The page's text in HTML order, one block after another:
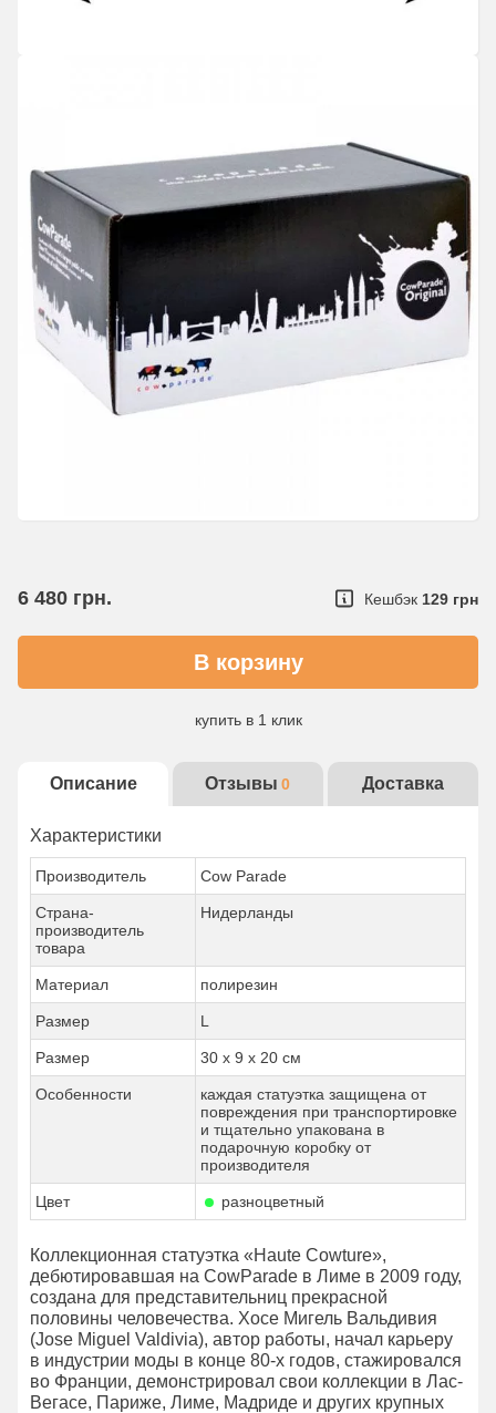
6 480 грн. Кешбэк 129 грн
купить в 1 клик
Детальнее об услуге
Описание Отзывы 0 Доставка
Характеристики
Производитель Cow Parade
Страна-
производитель
товара
Нидерланды
Материал полирезин
Размер L
Размер 30 x 9 x 20 см
Особенности
каждая статуэтка защищена от
повреждения при транспортировке
и тщательно упакована в
подарочную коробку от
производителя
Цвет разноцветный
Коллекционная статуэтка «Haute Cowture»,
дебютировавшая на CowParade в Лиме в 2009 году,
создана для представительниц прекрасной
половины человечества. Хосе Мигель Вальдивия
(Jose Miguel Valdivia), автор работы, начал карьеру
в индустрии моды в конце 80-х годов, стажировался
во Франции, демонстрировал свои коллекции в Лас-
Вегасе, Париже, Лиме, Мадриде и других крупных